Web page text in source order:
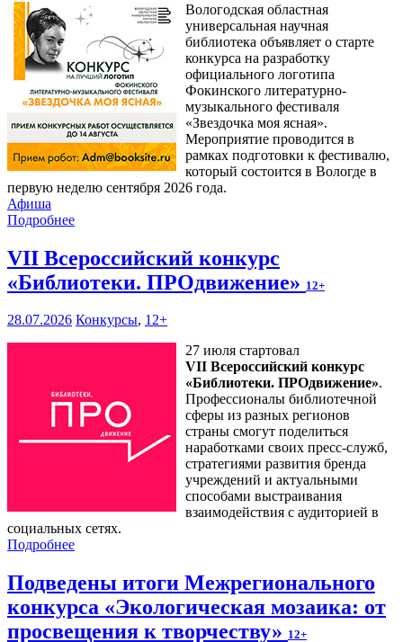
Вологодская областная
универсальная научная
библиотека объявляет о старте
конкурса на разработку
официального логотипа
Фокинского литературно-
музыкального фестиваля
«Звездочка моя ясная».
Мероприятие проводится в
рамках подготовки к фестивалю,
который состоится в Вологде в
первую неделю сентября 2026 года.
Афиша
Подробнее
VII Всероссийский конкурс
«Библиотеки. ПРОдвижение» 12+
28.07.2026 Конкурсы, 12+
27 июля стартовал
VII Всероссийский конкурс
«Библиотеки. ПРОдвижение».
Профессионалы библиотечной
сферы из разных регионов
страны смогут поделиться
наработками своих пресс-служб,
стратегиями развития бренда
учреждений и актуальными
способами выстраивания
взаимодействия с аудиторией в
социальных сетях.
Подробнее
Подведены итоги Межрегионального
конкурса «Экологическая мозаика: от
просвещения к творчеству» 12+